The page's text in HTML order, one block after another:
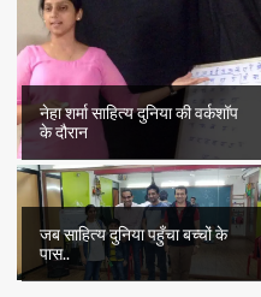
नेहा शर्मा साहित्य दुनिया की वर्कशॉप
के दौरान
जब साहित्य दुनिया पहुँचा बच्चों के
पास..